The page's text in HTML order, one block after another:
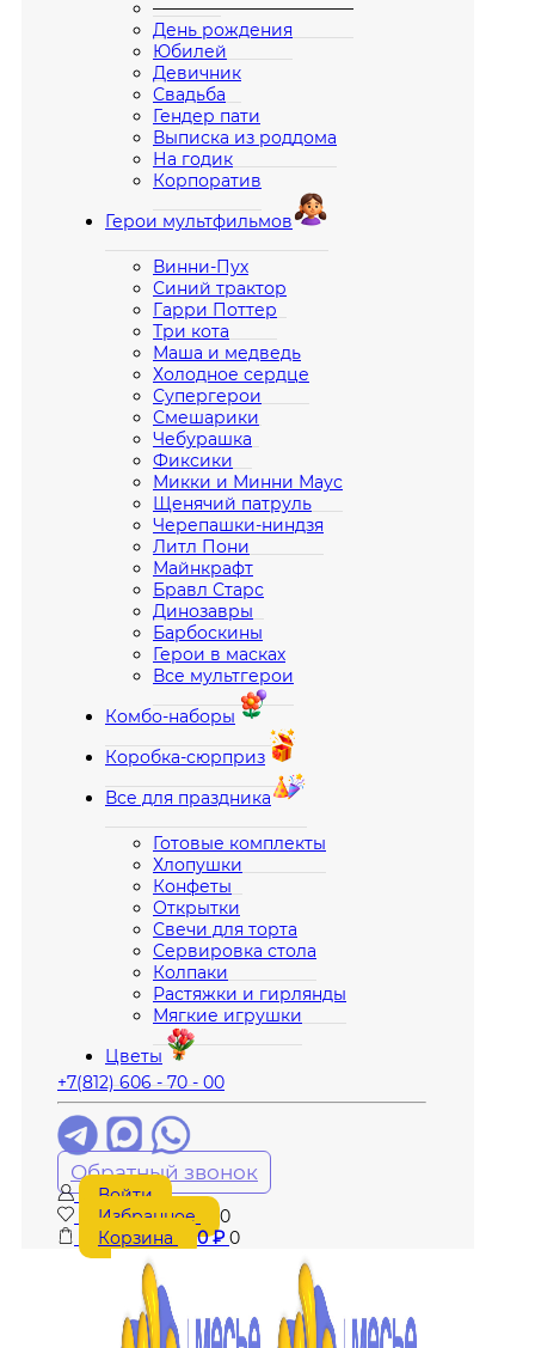
————————————
День рождения
Юбилей
Девичник
Свадьба
Гендер пати
Выписка из роддома
На годик
Корпоратив
Герои мультфильмов
Винни-Пух
Синий трактор
Гарри Поттер
Три кота
Маша и медведь
Холодное сердце
Супергерои
Смешарики
Чебурашка
Фиксики
Микки и Минни Маус
Щенячий патруль
Черепашки-ниндзя
Литл Пони
Майнкрафт
Бравл Старс
Динозавры
Барбоскины
Герои в масках
Все мультгерои
Комбо-наборы
Коробка-сюрприз
Все для праздника
Готовые комплекты
Хлопушки
Конфеты
Открытки
Свечи для торта
Сервировка стола
Колпаки
Растяжки и гирлянды
Мягкие игрушки
Цветы
+7(812) 606 - 70 - 00
Обратный звонок
Войти
Избранное
0
Корзина
0₽ 0